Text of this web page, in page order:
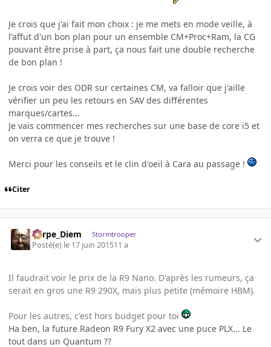
Je crois que j'ai fait mon choix : je me mets en mode veille, à
l'affut d'un bon plan pour un ensemble CM+Proc+Ram, la CG
pouvant être prise à part, ça nous fait une double recherche
de bon plan !
Je crois voir des ODR sur certaines CM, va falloir que j'aille
vérifier un peu les retours en SAV des différentes
marques/cartes...
Je vais commencer mes recherches sur une base de core i5 et
on verra ce que je trouve !
Merci pour les conseils et le clin d'oeil à Cara au passage !
Citer
Carpe_Diem Stormtrooper
Posté(e) le 17 juin 201511 a
Il faudrait voir le prix de la R9 Nano. D'après les rumeurs, ça
serait en gros une R9 290X, mais plus petite (mémoire HBM).
Pour les autres, c'est hors budget pour toi
Ha ben, la future Radeon R9 Fury X2 avec une puce PLX... Le
tout dans un Quantum ??